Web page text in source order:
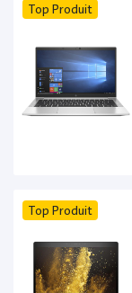
Top Produit
Top Produit